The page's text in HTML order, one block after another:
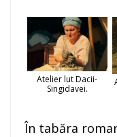
Atelier lut Dacii-
Singidavei.
În tabăra